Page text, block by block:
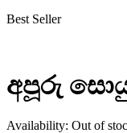
Best Seller
අපූරු
Availability: Out of